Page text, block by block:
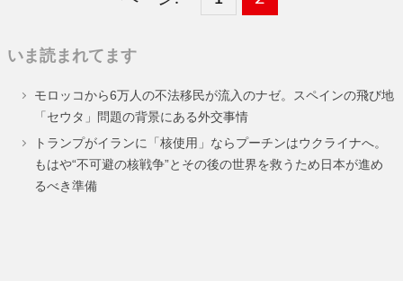
ー
ジ
ー
ジ
いま読まれてます
モロッコから6万人の不法移民が流入のナゼ。スペインの飛び地
「セウタ」問題の背景にある外交事情
トランプがイランに「核使用」ならプーチンはウクライナへ。
もはや“不可避の核戦争”とその後の世界を救うため日本が進め
るべき準備